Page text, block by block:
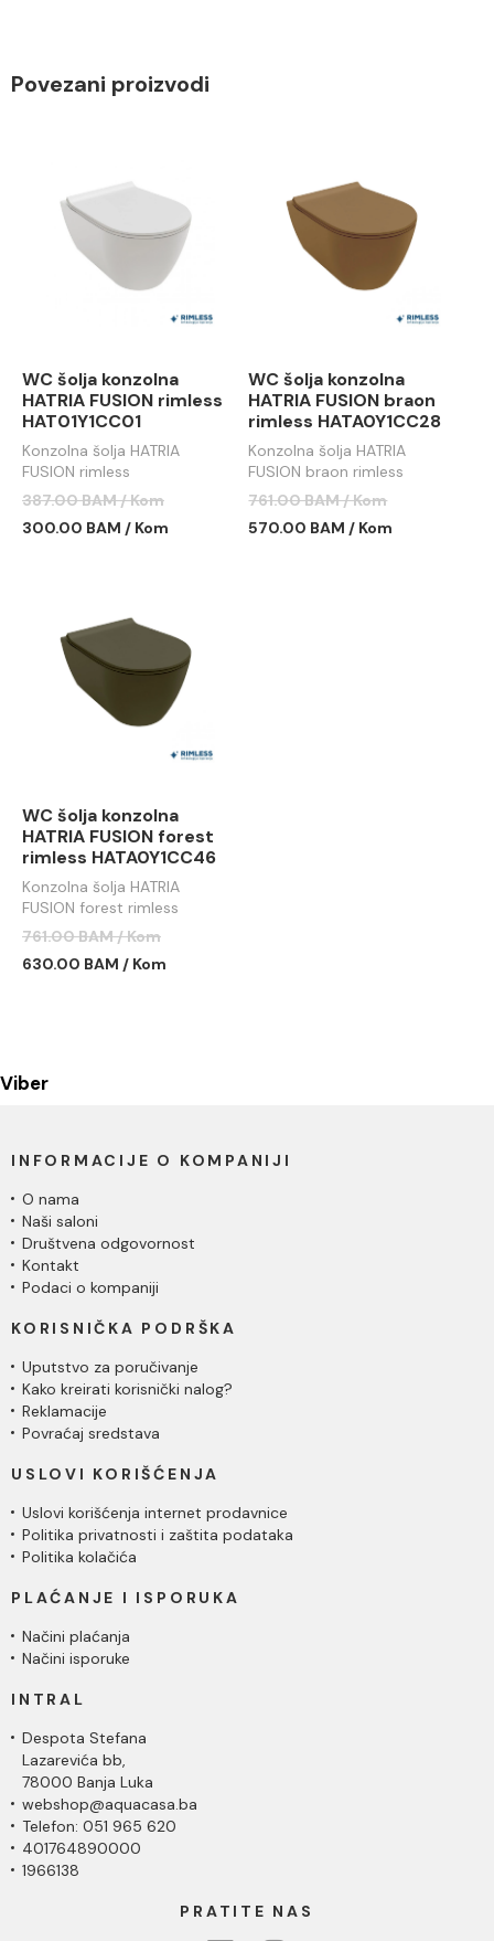
Povezani proizvodi
WC šolja konzolna
HATRIA FUSION rimless
HAT01Y1CC01
Konzolna šolja HATRIA
FUSION rimless
387.00 BAM / Kom
300.00 BAM / Kom
WC šolja konzolna
HATRIA FUSION braon
rimless HATA0Y1CC28
Konzolna šolja HATRIA
FUSION braon rimless
761.00 BAM / Kom
570.00 BAM / Kom
WC šolja konzolna
HATRIA FUSION forest
rimless HATA0Y1CC46
Konzolna šolja HATRIA
FUSION forest rimless
761.00 BAM / Kom
630.00 BAM / Kom
Viber
INFORMACIJE O KOMPANIJI
O nama
Naši saloni
Društvena odgovornost
Kontakt
Podaci o kompaniji
KORISNIČKA PODRŠKA
Uputstvo za poručivanje
Kako kreirati korisnički nalog?
Reklamacije
Povraćaj sredstava
USLOVI KORIŠĆENJA
Uslovi korišćenja internet prodavnice
Politika privatnosti i zaštita podataka
Politika kolačića
PLAĆANJE I ISPORUKA
Načini plaćanja
Načini isporuke
INTRAL
Despota Stefana
Lazarevića bb,
78000 Banja Luka
webshop@aquacasa.ba
Telefon: 051 965 620
401764890000
1966138
PRATITE NAS